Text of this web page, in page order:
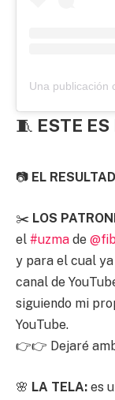
🧵 ESTE ES
📷 EL
✂️ LOS
el #uzma de
y para el cual
canal de
siguiendo mi
YouTube.
👉👉 Dejaré
🌸 LA TELA: es